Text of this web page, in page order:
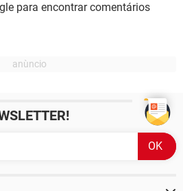
para encontrar comentários